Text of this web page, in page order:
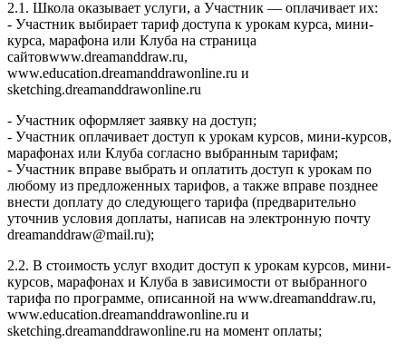
2.1. Школа оказывает услуги, а Участник — оплачивает их:
- Участник выбирает тариф доступа к урокам курса, мини-
курса, марафона или Клуба на страница
сайтовwww.dreamanddraw.ru,
www.education.dreamanddrawonline.ru и
sketching.dreamanddrawonline.ru
- Участник оформляет заявку на доступ;
- Участник оплачивает доступ к урокам курсов, мини-курсов,
марафонах или Клуба согласно выбранным тарифам;
- Участник вправе выбрать и оплатить доступ к урокам по
любому из предложенных тарифов, а также вправе позднее
внести доплату до следующего тарифа (предварительно
уточнив условия доплаты, написав на электронную почту
dreamanddraw@mail.ru);
2.2. В стоимость услуг входит доступ к урокам курсов, мини-
курсов, марафонах и Клуба в зависимости от выбранного
тарифа по программе, описанной на www.dreamanddraw.ru,
www.education.dreamanddrawonline.ru и
sketching.dreamanddrawonline.ru на момент оплаты;